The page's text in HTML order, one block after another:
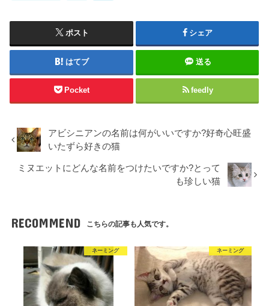
ポスト シェア
はてブ 送る
Pocket feedly
アビシニアンの名前は何がいいですか?好奇心旺盛
いたずら好きの猫
ミヌエットにどんな名前をつけたいですか?とって
も珍しい猫
RECOMMEND こちらの記事も人気です。
ネーミング ネーミング